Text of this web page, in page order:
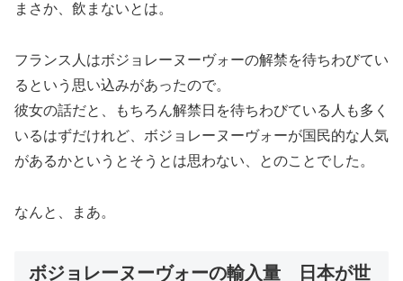
まさか、飲まないとは。
フランス人はボジョレーヌーヴォーの解禁を待ちわびてい
るという思い込みがあったので。
彼女の話だと、
もちろん解禁日を待ちわびている人も多く
いるはずだけれど、ボジョレーヌーヴォーが国民的な人気
があるかというとそうとは思わない 、とのことでした。
なんと、まあ。
ボジョレーヌーヴォーの輸入量 日本が世